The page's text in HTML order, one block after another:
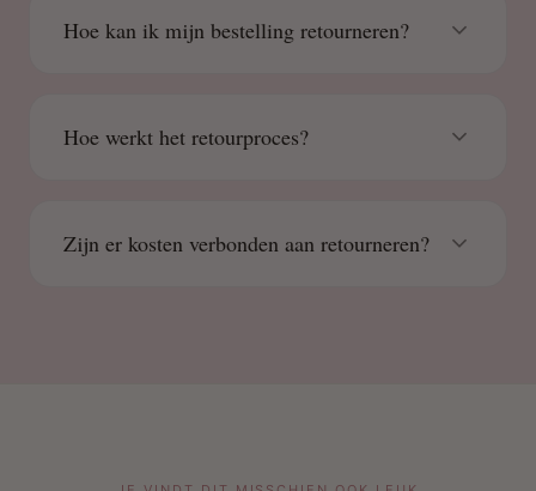
Hoe kan ik mijn bestelling retourneren?
Hoe werkt het retourproces?
Zijn er kosten verbonden aan retourneren?